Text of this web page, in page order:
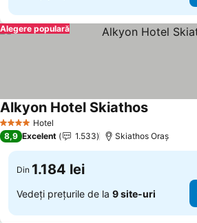
Alegere populară
4 Stele Hotel
Alkyon Hotel Skiathos
8,9 Excelent 1.533 Skiathos Oraș
Din 1.184 lei
Vedeți prețurile de la 9 site-uri